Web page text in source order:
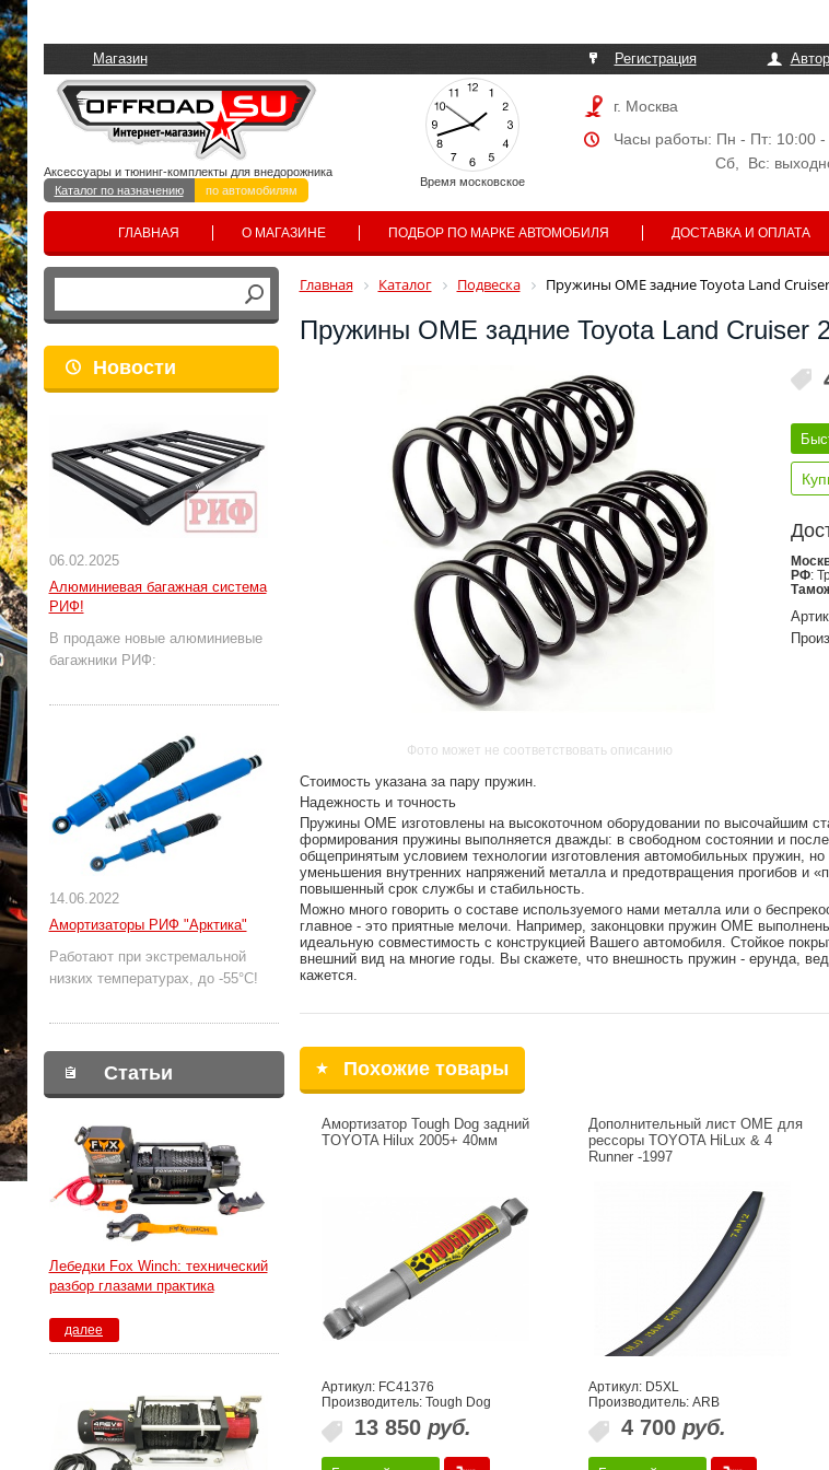
Магазин Регистрация
Время московское
Аксессуары и тюнинг-комплекты для внедорожника
Каталог по назначению
по автомобилям
г. Москва
Часы работы: Пн - Пт: 10:00 -
Сб, Вс:
ГЛАВНАЯ О МАГАЗИНЕ ПОДБОР ПО МАРКЕ АВТОМОБИЛЯ ДОСТАВКА И ОПЛАТА
Новости
06.02.2025
Алюминиевая багажная система
РИФ!
В продаже новые алюминиевые
багажники РИФ:
14.06.2022
Амортизаторы РИФ "Арктика"
Работают при экстремальной
низких температурах, до -55°С!
Статьи
Лебедки Fox Winch: технический
разбор глазами практика
далее
Главная Каталог Подвеска Пружины OME задние Toyota Land
Пружины OME задние Toyota Land Cruiser
Фото может не соответствовать описанию
РФ:
Стоимость указана за пару пружин.
Надежность и точность
Пружины OME изготовлены на высокоточном оборудовании по высочайшим
формирования пружины выполняется дважды: в свободном состоянии и
общепринятым условием технологии изготовления автомобильных пружин,
уменьшения внутренних напряжений металла и предотвращения прогибов и
повышенный срок службы и стабильность.
Можно много говорить о составе используемого нами металла или о
главное - это приятные мелочи. Например, законцовки пружин OME
идеальную совместимость с конструкцией Вашего автомобиля. Стойкое
внешний вид на многие годы. Вы скажете, что внешность пружин - ерунда,
кажется.
Похожие товары
Амортизатор Tough Dog задний
TOYOTA Hilux 2005+ 40мм
Артикул: FC41376
Производитель: Tough Dog
13 850 руб.
Дополнительный лист OME для
рессоры TOYOTA HiLux & 4
Runner -1997
Артикул: D5XL
Производитель: ARB
4 700 руб.